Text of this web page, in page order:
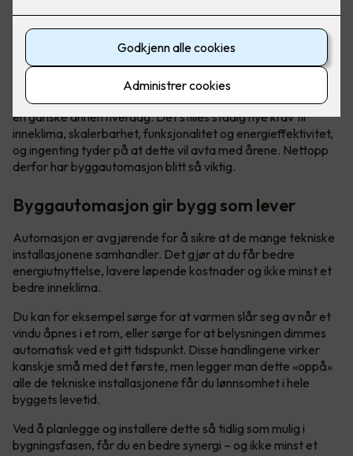
Høye strømpriser, og stadig større fokus på
energibesparelse, har gjort at flere norske bedrifter har fått
en ganske annen hverdag. Det stilles stadig nye krav til
inneklima, skalerbarhet, funksjonalitet og energieffektivitet,
og ingenting tyder på at dette vil avta med årene. Nettopp
derfor har byggautomasjon blitt så viktig.
Byggautomasjon gir bygg som lever
Automasjon er avgjørende for å sikre at de mange tekniske
installasjonene samhandler. Det gjør at du får bedre
energiutnyttelse, lavere løpende kostnader og ikke minst et
bedre inneklima.
Du kan for eksempel sørge for at varmen slår seg av når et
vindu åpnes i et rom, eller sørge for at belysningen dimmes
automatisk ved et gitt tidspunkt. Disse handlingene virker
kanskje små med det første, men legger man dette «oppå»
alle de tekniske installasjonene får du lønnsomhet i hele
byggets levetid.
Ved å planlegge og installere dette så tidlig som mulig i
bygningsfasen, får du en bedre synergi – og ikke minst et